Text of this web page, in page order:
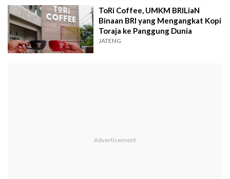
ToRi Coffee, UMKM BRILiaN
Binaan BRI yang Mengangkat Kopi
Toraja ke Panggung Dunia
JATENG